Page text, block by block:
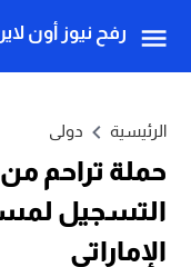
رفح نيوز أون
الرئيسية دولى
حملة تراحم
التسجيل
الإماراتي